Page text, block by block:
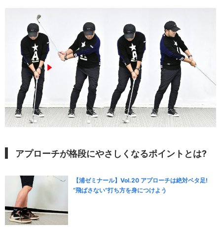
アプローチが格段にやさしくなるポイントとは?
【浦ゼミナール】Vol.20 アプローチは絶対ベタ足!
“飛ばさない”打ち方を身につけよう